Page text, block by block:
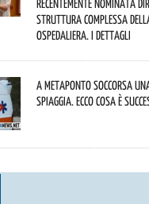
recentemente nominata
Struttura Complessa
Ospedaliera. I dettagli
A Metaponto soccorsa
spiaggia. Ecco cosa è